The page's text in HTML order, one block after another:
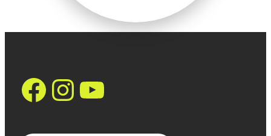
https://
Instagram
YouTube